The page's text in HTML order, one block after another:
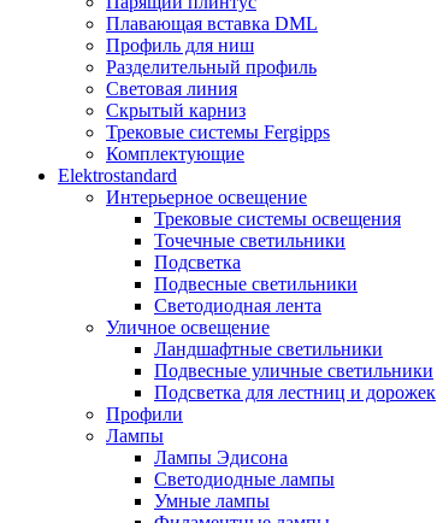
Плавающая вставка DML
Профиль для ниш
Разделительный профиль
Световая линия
Скрытый карниз
Трековые системы Fergipps
Комплектующие
Elektrostandard
Интерьерное освещение
Трековые системы освещения
Точечные светильники
Подсветка
Подвесные светильники
Светодиодная лента
Уличное освещение
Ландшафтные светильники
Подвесные уличные светильники
Подсветка для лестниц и дорожек
Профили
Лампы
Лампы Эдисона
Светодиодные лампы
Умные лампы